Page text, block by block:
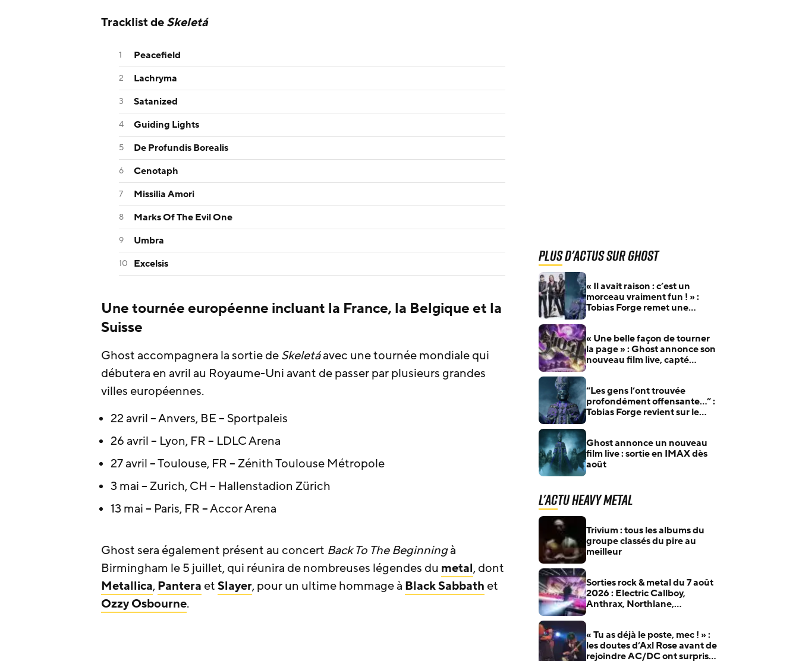
Tracklist deSkeletá
Peacefield
Lachryma
Satanized
Guiding Lights
De Profundis Borealis
Cenotaph
Missilia Amori
Marks Of The Evil One
Umbra
Excelsis
Une tournée européenne incluant la France, la Belgique et la
Suisse
Ghost accompagnera la sortie deSkeletáavec une tournée mondiale qui
débutera en avril au Royaume-Uni avant de passer par plusieurs grandes
villes européennes.
22 avril – Anvers, BE – Sportpaleis
26 avril – Lyon, FR – LDLC Arena
27 avril – Toulouse, FR – Zénith Toulouse Métropole
3 mai – Zurich, CH – Hallenstadion Zürich
13 mai – Paris, FR – Accor Arena
Ghost sera également présent au concert Back To The Beginningà
Birmingham le 5 juillet, qui réunira de nombreuses légendes du metal, dont
Metallica,Pantera etSlayer, pour un ultime hommage à Black Sabbath et
Ozzy Osbourne.
Plus d'actus sur Ghost
« Il avait raison : c’est un
morceau vraiment fun ! » :
Tobias Forge remet une
« Une belle façon de tourner
la page » : Ghost annonce son
nouveau film live, capté
“Les gens l’ont trouvée
profondément offensante…” :
Tobias Forge revient sur le
Ghost annonce un nouveau
film live : sortie en IMAX dès
août
L'actu Heavy Metal
Trivium : tous les albums du
groupe classés du pire au
meilleur
Sorties rock & metal du 7 août
2026 : Electric Callboy,
Anthrax, Northlane,
« Tu as déjà le poste, mec ! » :
les doutes d’Axl Rose avant de
rejoindre AC/DC ont surpris